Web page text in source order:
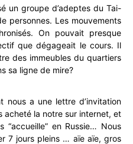
un groupe d’adeptes du Tai-
personnes. Les mouvements
On pouvait presque
que dégageait le cours. Il
des immeubles du quartiers
sa ligne de mire?
nous a une lettre d’invitation
acheté la notre sur internet, et
“accueille” en Russie… Nous
7 jours pleins … aïe aïe, gros